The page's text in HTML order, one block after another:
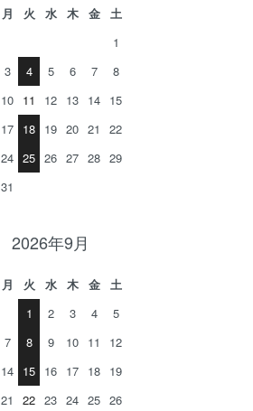
月 火 水 木 金
土
1
3 4 5 6 7
8
10 11 12 13 14 15
17 18 19 20 21
22
24 25 26 27 28 29
31
2026年9月
月 火 水 木 金
土
1
2 3 4
5
7 8 9 10 11
12
14 15 16 17 18 19
21 22 23 24 25 26